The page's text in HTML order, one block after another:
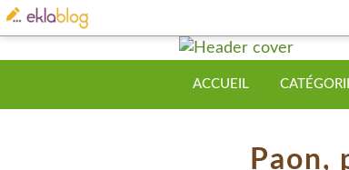
ACCUEIL
Paon,